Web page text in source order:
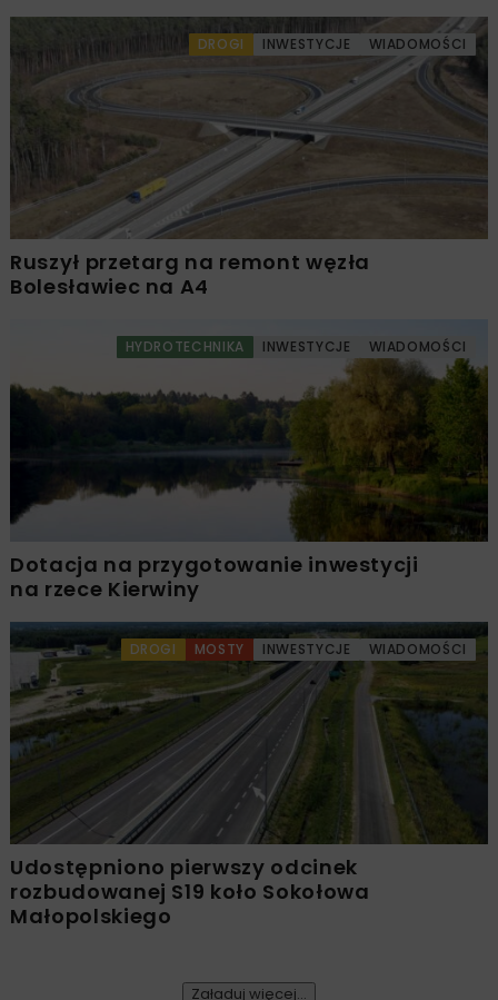
DROGI INWESTYCJE WIADOMOŚCI
Ruszył przetarg na remont węzła
Bolesławiec na A4
HYDROTECHNIKA INWESTYCJE WIADOMOŚCI
Dotacja na przygotowanie inwestycji
na rzece Kierwiny
DROGI MOSTY INWESTYCJE WIADOMOŚCI
Udostępniono pierwszy odcinek
rozbudowanej S19 koło Sokołowa
Małopolskiego
Załaduj więcej...